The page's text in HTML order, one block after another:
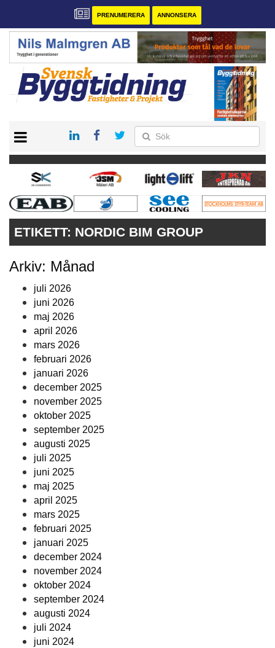
PRENUMERERA ANNONSERA
PRENUMERERA
VÅRA ANDRA MAGASIN
ANNONSERA
KONTAKT
ETIKETT: NORDIC BIM GROUP
Arkiv: Månad
juli 2026
juni 2026
maj 2026
april 2026
mars 2026
februari 2026
januari 2026
december 2025
november 2025
oktober 2025
september 2025
augusti 2025
juli 2025
juni 2025
maj 2025
april 2025
mars 2025
februari 2025
januari 2025
december 2024
november 2024
oktober 2024
september 2024
augusti 2024
juli 2024
juni 2024